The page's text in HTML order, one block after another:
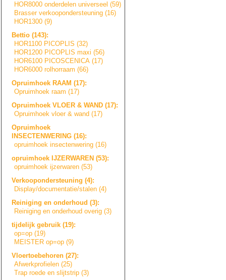
HOR8000 onderdelen universeel (59)
Brasser verkoopondersteuning (16)
HOR1300 (9)
Bettio (143):
HOR1100 PICOPLIS (32)
HOR1200 PICOPLIS maxi (56)
HOR6100 PICOSCENICA (17)
HOR6000 rolhorraam (66)
Opruimhoek RAAM (17):
Opruimhoek raam (17)
Opruimhoek VLOER & WAND (17):
Opruimhoek vloer & wand (17)
Opruimhoek
INSECTENWERING (16):
opruimhoek insectenwering (16)
opruimhoek IJZERWAREN (53):
opruimhoek ijzerwaren (53)
Verkoopondersteuning (4):
Display/documentatie/stalen (4)
Reiniging en onderhoud (3):
Reiniging en onderhoud overig (3)
tijdelijk gebruik (19):
op=op (19)
MEISTER op=op (9)
Vloertoebehoren (27):
Afwerkprofielen (25)
Trap roede en slijtstrip (3)